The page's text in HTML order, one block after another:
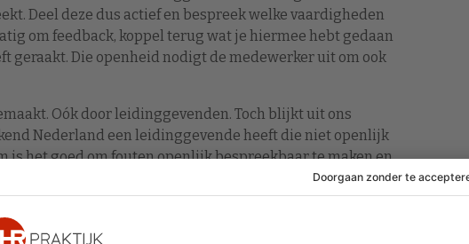
Deel deze dus actief en bespreek welke vaardigheden
om feedback, koppel terug wat je hiermee hebt gedaan
geraakt. Die openheid nodigt de medewerker uit om ook
Oók door leidinggevenden. Toch blijkt uit ons
Nederland een leidinggevende heeft die niet openlijk
is het goed om fouten openlijk bespreekbaar te maken en
de volgende keer beter kan. Op deze manier laat je zien
maar juist onderdeel is van een leerproces.
zien als een medeleerling. Dit moedigt hen aan om zelf